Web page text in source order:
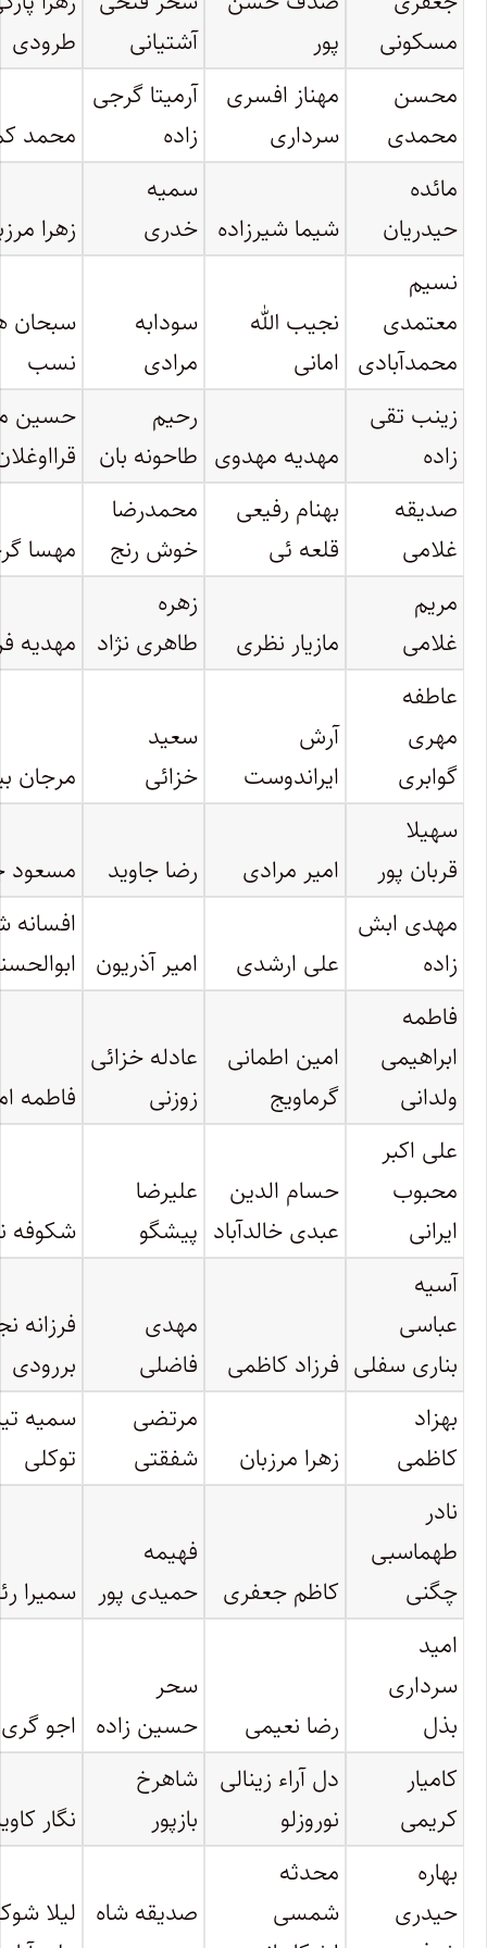
مسکونی
پور
آشتیانی
طرودی
محسن
محمدی
مهناز افسری
سرداری
آرمیتا گرجی
زاده
محمد
مائده
حیدریان
شیما شیرزاده
سمیه
خدری
زهرا
نسیم
معتمدی
محمدآبادی
نجیب الله
امانی
سودابه
مرادی
سبحان
نسب
زینب تقی
زاده
مهدیه مهدوی
رحیم
طاحونه بان
حسین
صدیقه
غلامی
بهنام رفیعی
قلعه ئی
محمدرضا
خوش رنج
مهسا
مریم
غلامی
مازیار نظری
زهره
طاهری نژاد مهدیه
عاطفه
مهری
گوابری
آرش
ایراندوست
سعید
خزائی
مرجان
سهیلا
قربان پور
امیر مرادی رضا جاوید
مسعود
مهدی ابش
زاده
علی ارشدی امیر آذریون
افسانه
فاطمه
ابراهیمی
ولدانی
امین اطمانی
گرماویج
عادله خزائی
زوزنی
فاطمه
علی اکبر
محبوب
ایرانی
حسام الدین
عبدی خالدآباد
علیرضا
پیشگو
شکوفه
آسیه
عباسی
بناری سفلی فرزاد کاظمی
مهدی
فاضلی
فرزانه
بررودی
بهزاد
کاظمی
زهرا مرزبان
مرتضی
شفقتی
سمیه
توکلی
نادر
طهماسبی
چگنی
کاظم جعفری
فهیمه
حمیدی پور
سمیرا
امید
سرداری
بذل
رضا نعیمی
سحر
حسین زاده اجو گری
کامیار
کریمی
دل آراء زینالی
نوروزلو
شاهرخ
بازپور
نگار
بهاره
حیدری
محدثه
شمسی
صدیقه شاه لیلا